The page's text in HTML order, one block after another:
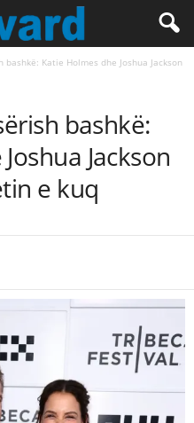
bashkë: Katie Holmes dhe Joshua Jackson
bashkë:
Jackson
e kuq